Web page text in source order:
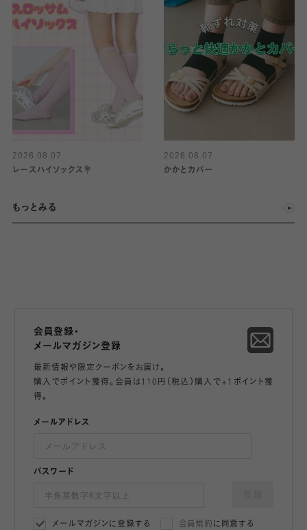
2026.08.07
レースハイソックス💐
2026.08.07
かかとカバー
もっとみる
会員登録・
メールマガジン登録
最新情報や限定クーポンをお届け。
購入でポイント獲得。会員は110円（税込）購入で+1ポイント獲
得。
メールアドレス
パスワード
メールマガジンに登録する 会員規約 に同意する